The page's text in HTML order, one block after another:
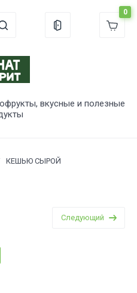
вкусные и полезные
0
КЕШЬЮ СЫРОЙ
Следующий